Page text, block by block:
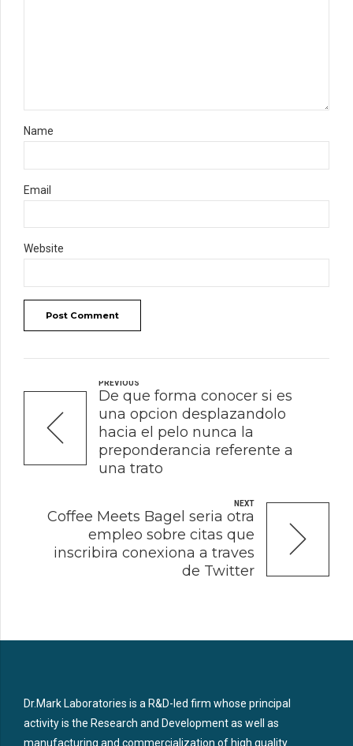
Name
Email
Website
Post Comment
PREVIOUS
De que forma conocer si es
una opcion desplazandolo
hacia el pelo nunca la
preponderancia referente a
una trato
NEXT
Coffee Meets Bagel seri­a otra
empleo sobre citas que
inscribira conexiona a traves
de Twitter
Dr.Mark Laboratories is a R&D-led firm whose principal
activity is the Research and Development as well as
manufacturing and commercialization of high quality